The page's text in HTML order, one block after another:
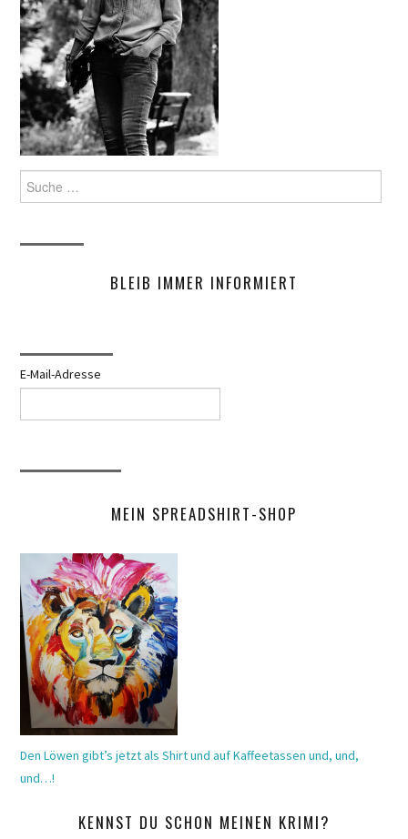
nach:
BLEIB IMMER INFORMIERT
E-Mail-Adresse
MEIN SPREADSHIRT-SHOP
Den Löwen gibt’s jetzt als Shirt und auf Kaffeetassen und, und,
und…!
KENNST DU SCHON MEINEN KRIMI?